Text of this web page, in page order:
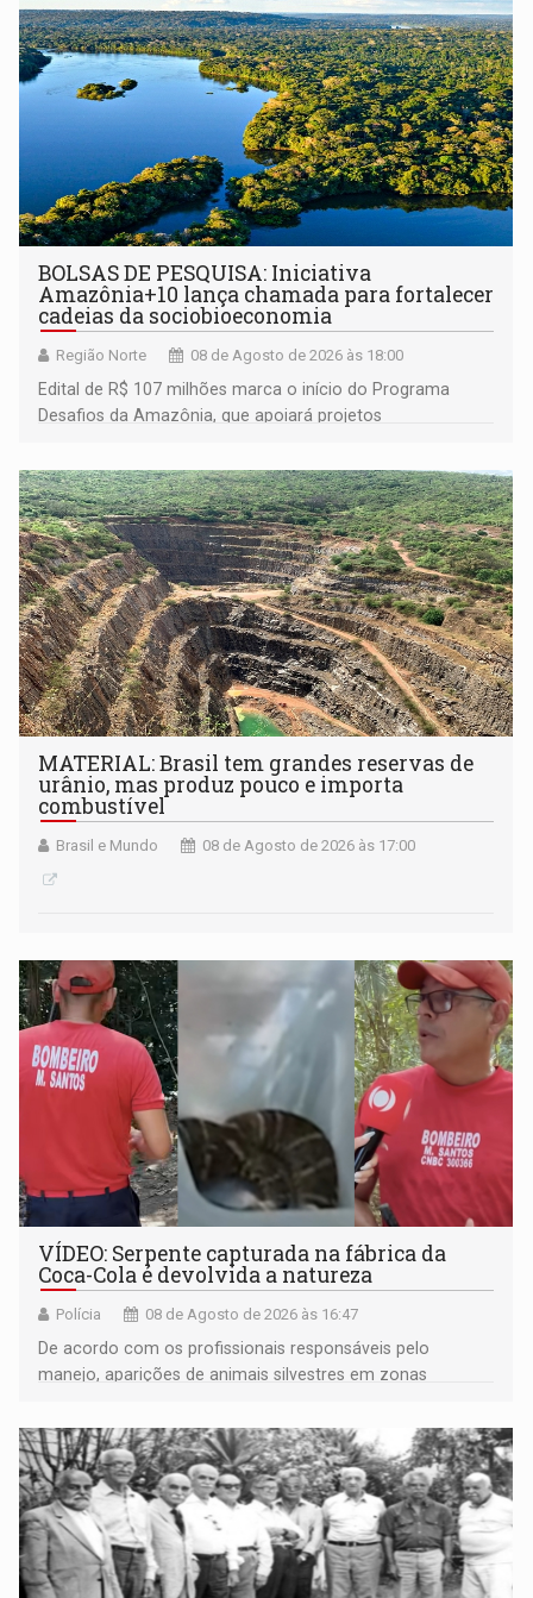
BOLSAS DE PESQUISA: Iniciativa
Amazônia+10 lança chamada para fortalecer
cadeias da sociobioeconomia
Região Norte 08 de Agosto de 2026 às 18:00
Edital de R$ 107 milhões marca o início do Programa
Desafios da Amazônia, que apoiará projetos
submissão de pré-propostas poderá ser feita até 1º de
setembro
MATERIAL: Brasil tem grandes reservas de
urânio, mas produz pouco e importa
combustível
Brasil e Mundo 08 de Agosto de 2026 às 17:00
VÍDEO: Serpente capturada na fábrica da
Coca-Cola é devolvida a natureza
Polícia 08 de Agosto de 2026 às 16:47
De acordo com os profissionais responsáveis pelo
manejo, aparições de animais silvestres em zonas